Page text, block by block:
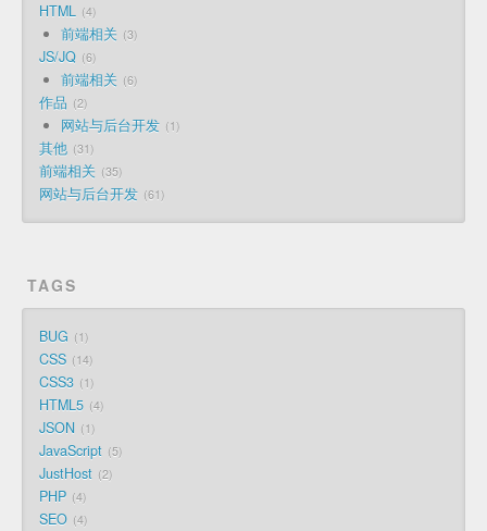
HTML 4
前端相关 3
JS/JQ 6
前端相关 6
作品 2
网站与后台开发 1
其他 31
前端相关 35
网站与后台开发 61
TAGS
BUG 1
CSS 14
CSS3 1
HTML5 4
JSON 1
JavaScript 5
JustHost 2
PHP 4
SEO 4